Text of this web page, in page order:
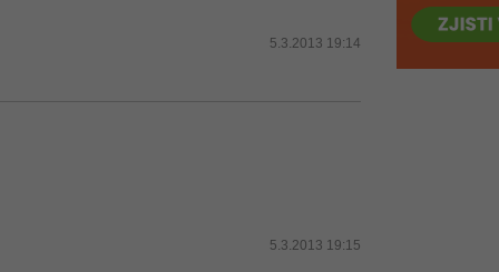
5.3.2013 19:14
5.3.2013 19:15